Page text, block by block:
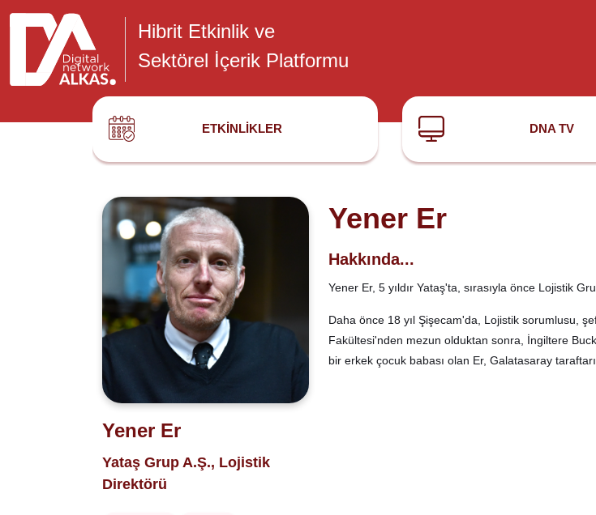
Hibrit Etkinlik ve
Sektörel İçerik Platformu
ETKINLIKLER DNA TV
Yener Er
Yataş Grup A.Ş., Lojistik
Direktörü
Yener Er
Hakkında...
Yener Er, 5 yıldır Yataş'ta, sırasıyla önce Lojistik
Daha önce 18 yıl Şişecam'da, Lojistik sorumlusu,
Fakültesi'nden mezun olduktan sonra, İngiltere
bir erkek çocuk babası olan Er, Galatasaray